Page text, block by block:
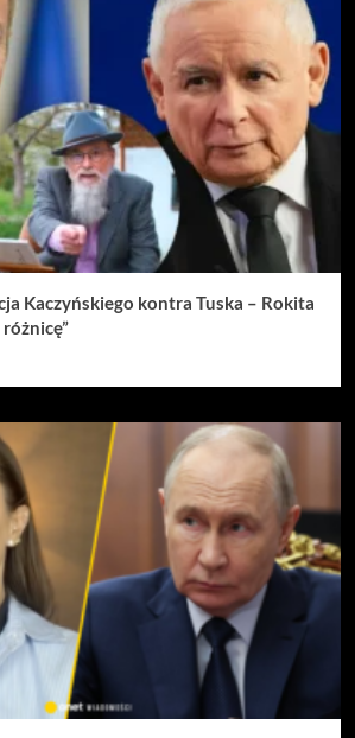
Kaczyńskiego kontra Tuska – Rokita